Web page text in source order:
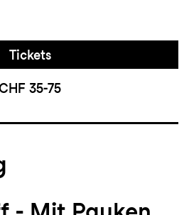
Tickets
35-75